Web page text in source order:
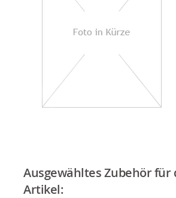
Ausgewähltes Zubehör für
Artikel: